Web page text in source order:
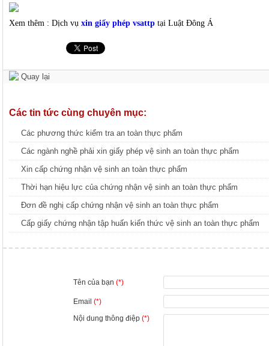
Xem thêm : Dịch vụ xin giấy phép vsattp tại Luật Đông Á
Quay lại
Các tin tức cùng chuyên mục:
Các phương thức kiểm tra an toàn thực phẩm
Các ngành nghề phải xin giấy phép vệ sinh an toàn thực phẩm
Xin cấp chứng nhận vệ sinh an toàn thực phẩm
Thời hạn hiệu lực của chứng nhận vệ sinh an toàn thực phẩm
Đơn đề nghị cấp chứng nhận vệ sinh an toàn thực phẩm
Cấp giấy chứng nhận tập huấn kiến thức vệ sinh an toàn thực phẩm
Tên của bạn (*)
Email (*)
Nội dung thông điệp (*)